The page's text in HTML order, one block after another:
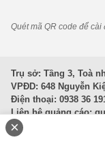
Quét mã QR code để cài
Trụ sở: Tầng 3, Toà
VPĐD: 648 Nguyễn
Điện thoại: 0938 36
Liên hệ quảng cáo;
Văn Bản Pháp Luật
×